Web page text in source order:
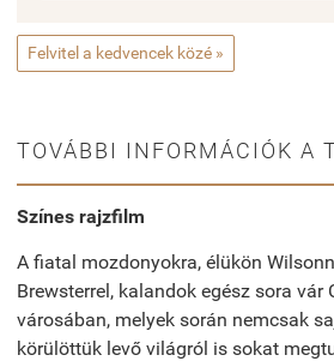
Felvitel a kedvencek közé »
TOVÁBBI INFORMÁCIÓK A
Színes rajzfilm
A fiatal mozdonyokra, élükön
Brewsterrel, kalandok egész sora vár
városában, melyek során nemcsak
körülöttük levő világról is sokat